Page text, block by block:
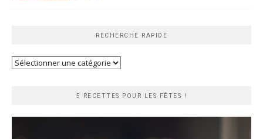
RECHERCHE RAPIDE
Recherche
5 RECETTES POUR LES FÊTES !